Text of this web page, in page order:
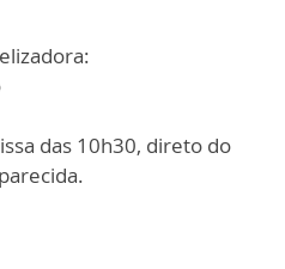
das 10h30, direto do